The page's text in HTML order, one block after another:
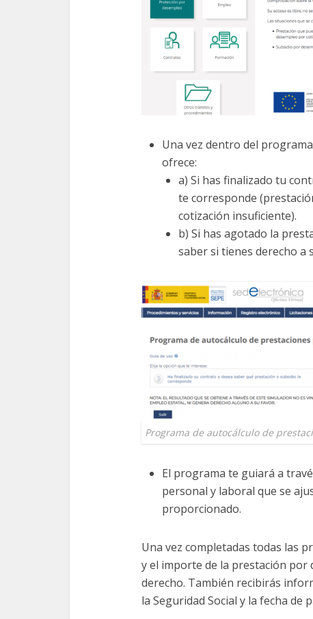
Una vez dentro del
ofrece:
a) Si has finalizado tu
te corresponde
cotización insuficiente).
b) Si has agotado la
saber si tienes derecho a
Programa de autocálculo de
El programa te guiará a
personal y laboral que se
proporcionado.
Una vez completadas todas las
y el importe de la prestación por
derecho. También recibirás
la Seguridad Social y la fecha de